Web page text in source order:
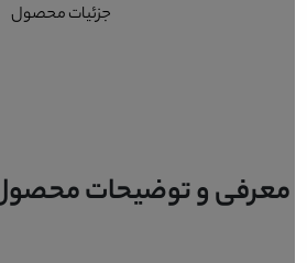
جزئیات محصول
معرفی و توضیحات محصول